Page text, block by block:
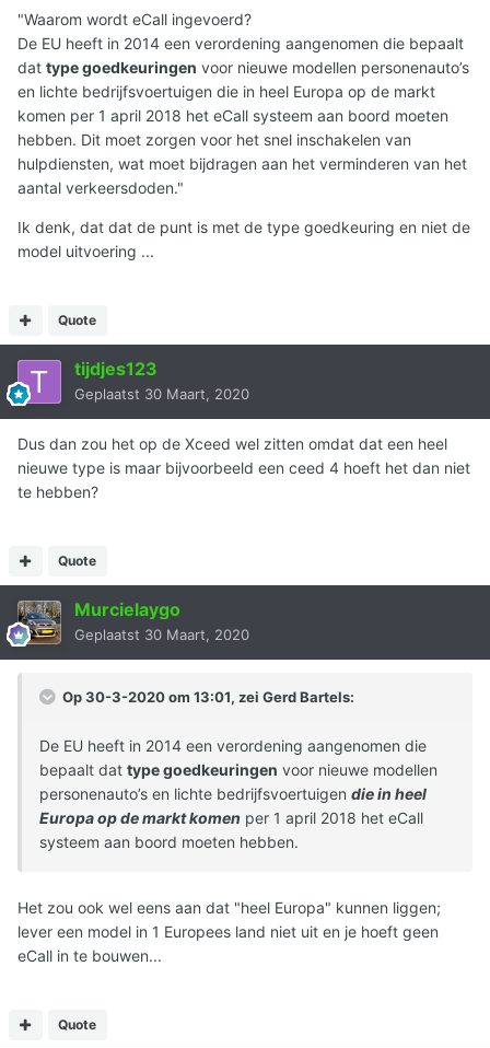
"Waarom wordt eCall ingevoerd?
De EU heeft in 2014 een verordening aangenomen die bepaalt
dat type goedkeuringen voor nieuwe modellen personenauto’s
en lichte bedrijfsvoertuigen die in heel Europa op de markt
komen per 1 april 2018 het eCall systeem aan boord moeten
hebben. Dit moet zorgen voor het snel inschakelen van
hulpdiensten, wat moet bijdragen aan het verminderen van het
aantal verkeersdoden."
Ik denk, dat dat de punt is met de type goedkeuring en niet de
model uitvoering ...
Quote
tijdjes123
Geplaatst 30 Maart, 2020
Dus dan zou het op de Xceed wel zitten omdat dat een heel
nieuwe type is maar bijvoorbeeld een ceed 4 hoeft het dan niet
te hebben?
Quote
Murcielaygo
Geplaatst 30 Maart, 2020
Op 30-3-2020 om 13:01, zei Gerd Bartels:
De EU heeft in 2014 een verordening aangenomen die
bepaalt dat type goedkeuringen voor nieuwe modellen
personenauto’s en lichte bedrijfsvoertuigen die in heel
Europa op de markt komen per 1 april 2018 het eCall
systeem aan boord moeten hebben.
Het zou ook wel eens aan dat "heel Europa" kunnen liggen;
lever een model in 1 Europees land niet uit en je hoeft geen
eCall in te bouwen...
Quote